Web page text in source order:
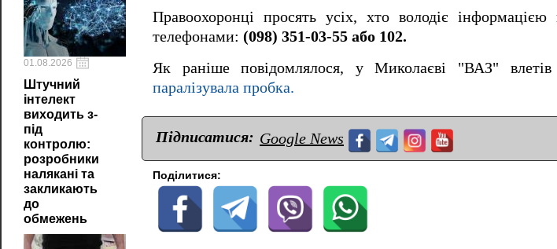
01.08.2026
Штучний
інтелект
виходить з-
під
контролю:
розробники
налякані та
закликають
до
обмежень
Правоохоронці просять усіх, хто володіє інформацією
телефонами: (098) 351-03-55 або 102.
Як раніше повідомлялося, у Миколаєві "ВАЗ"
паралізувала пробка.
Підписатися: Google News
Поділитися: